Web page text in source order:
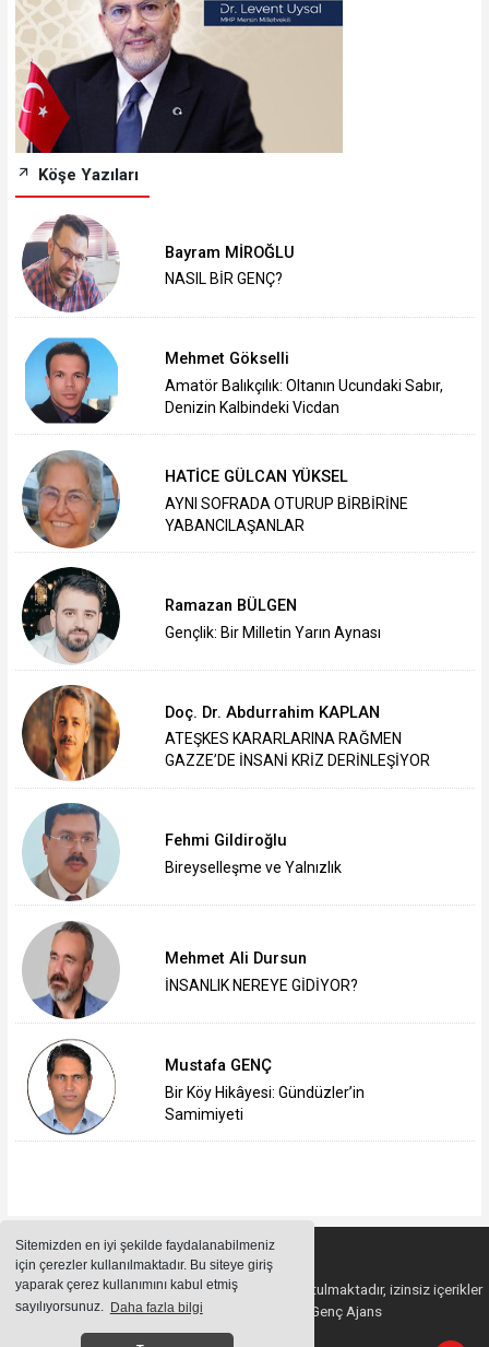
Sitemizden en iyi şekilde faydalanabilmeniz
için çerezler kullanılmaktadır. Bu siteye giriş
yaparak çerez kullanımını kabul etmiş
sayılıyorsunuz. Daha fazla bilgi
Köşe Yazıları
Bayram MİROĞLU
NASIL BİR GENÇ?
Mehmet Gökselli
Amatör Balıkçılık: Oltanın Ucundaki Sabır,
Denizin Kalbindeki Vicdan
HATİCE GÜLCAN YÜKSEL
AYNI SOFRADA OTURUP BİRBİRİNE
YABANCILAŞANLAR
Ramazan BÜLGEN
Gençlik: Bir Milletin Yarın Aynası
Doç. Dr. Abdurrahim KAPLAN
ATEŞKES KARARLARINA RAĞMEN
GAZZE’DE İNSANİ KRİZ DERİNLEŞİYOR
Fehmi Gildiroğlu
Bireyselleşme ve Yalnızlık
Mehmet Ali Dursun
İNSANLIK NEREYE GİDİYOR?
Mustafa GENÇ
Bir Köy Hikâyesi: Gündüzler’in
Samimiyeti
Sitemizde bulunan içeriklerin tüm hakları saklı tutulmaktadır, izinsiz içerikler
kullanılamaz. Copyright 2023© Genç Ajans